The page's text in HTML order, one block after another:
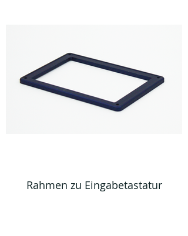
Rahmen zu Eingabetastatur